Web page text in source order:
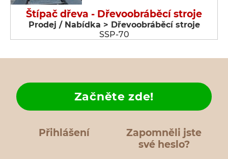
Štípač dřeva - Dřevoobráběcí stroje
Prodej / Nabídka > Dřevoobráběcí stroje
SSP-70
Přihlášení
Zapomněli jste
své heslo?
Začněte zde!